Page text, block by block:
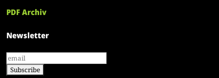
PDF Archiv
Newsletter